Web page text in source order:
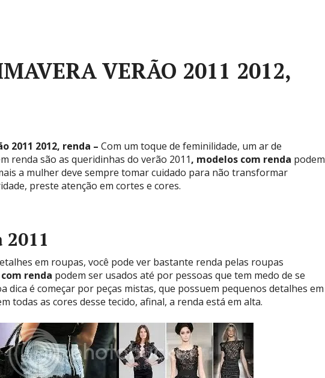
VERÃO 2011 2012,
2011 2012, renda – Com um toque de feminilidade, um ar de
renda são as queridinhas do verão 2011, modelos com renda podem
a mulher deve sempre tomar cuidado para não transformar
preste atenção em cortes e cores.
2011
em roupas, você pode ver bastante renda pelas roupas
renda podem ser usados até por pessoas que tem medo de se
dica é começar por peças mistas, que possuem pequenos detalhes em
todas as cores desse tecido, afinal, a renda está em alta.